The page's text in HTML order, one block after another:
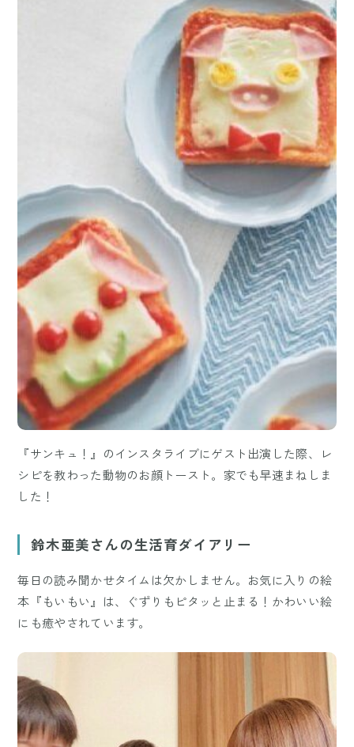
『サンキュ！』のインスタライブにゲスト出演した際、レ
シピを教わった動物のお顔トースト。家でも早速まねしま
した！
鈴木亜美さんの生活育ダイアリー
毎日の読み聞かせタイムは欠かしません。お気に入りの絵
本『もいもい』は、ぐずりもピタッと止まる！かわいい絵
にも癒やされています。